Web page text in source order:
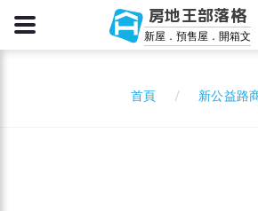
房地王部落格
新屋．預售屋．開箱文
首頁 新公益路